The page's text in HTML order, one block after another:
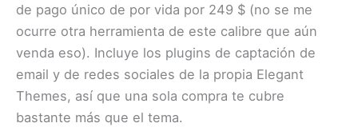
de pago único de por vida por 249 $ (no se me
ocurre otra herramienta de este calibre que aún
venda eso). Incluye los plugins de captación de
email y de redes sociales de la propia Elegant
Themes, así que una sola compra te cubre
bastante más que el tema.